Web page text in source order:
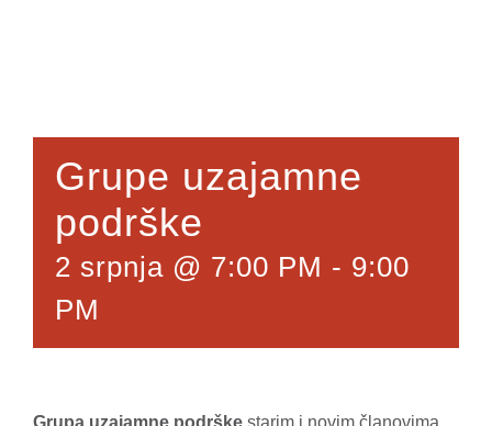
Grupe uzajamne
podrške
2 srpnja @ 7:00 PM - 9:00
PM